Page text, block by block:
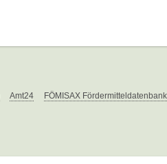
Amt24 FÖMISAX Fördermitteldatenbank